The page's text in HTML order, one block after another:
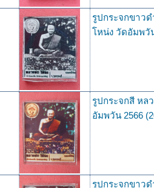
รูปกระจกขาว
โหน่ง วัดอัมพวั
รูปกระจกสี หล
อัมพวัน 2566
รูปกระจกขาว